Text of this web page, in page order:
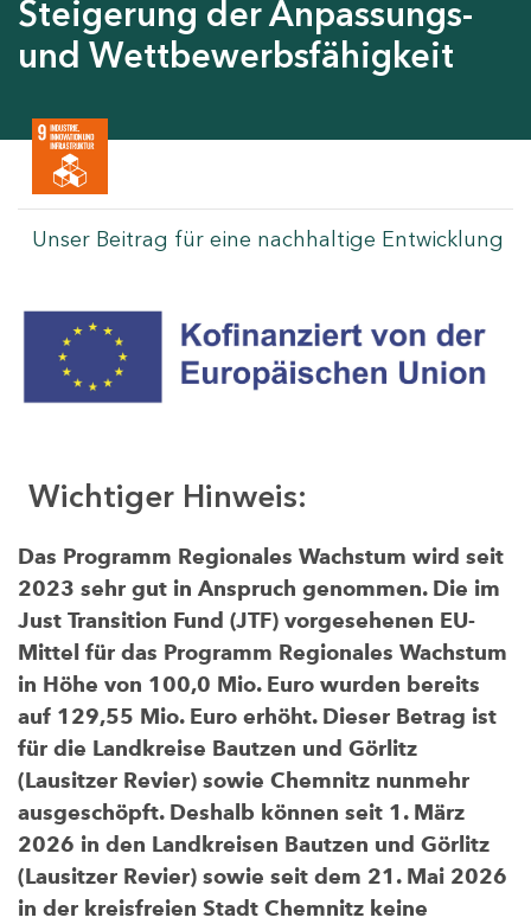
Steigerung der Anpassungs-
und Wettbewerbsfähigkeit
Unser Beitrag für eine nachhaltige Entwicklung
Wichtiger Hinweis:
Das Programm Regionales Wachstum wird seit
2023 sehr gut in Anspruch genommen. Die im
Just Transition Fund (JTF) vorgesehenen EU-
Mittel für das Programm Regionales Wachstum
in Höhe von 100,0 Mio. Euro wurden bereits
auf 129,55 Mio. Euro erhöht. Dieser Betrag ist
für die Landkreise Bautzen und Görlitz
(Lausitzer Revier) sowie Chemnitz nunmehr
ausgeschöpft. Deshalb können seit 1. März
2026 in den Landkreisen Bautzen und Görlitz
(Lausitzer Revier) sowie seit dem 21. Mai 2026
in der kreisfreien Stadt Chemnitz keine